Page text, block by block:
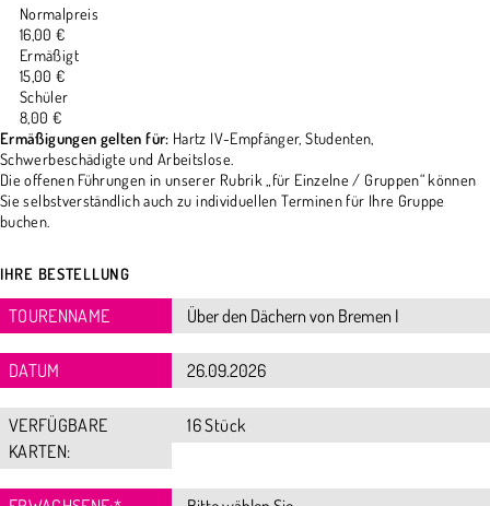
Normalpreis
16,00 €
Ermäßigt
15,00 €
Schüler
8,00 €
Ermäßigungen gelten für: Hartz IV-Empfänger, Studenten,
Schwerbeschädigte und Arbeitslose.
Die offenen Führungen in unserer Rubrik „für Einzelne / Gruppen“ können
Sie selbstverständlich auch zu individuellen Terminen für Ihre Gruppe
buchen.
IHRE BESTELLUNG
TOURENNAME
DATUM
VERFÜGBARE
KARTEN:
16 Stück